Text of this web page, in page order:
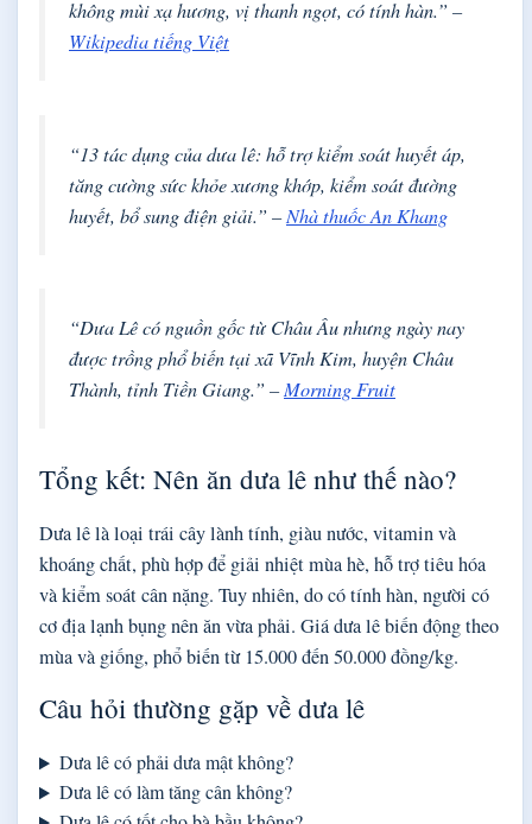
không mùi xạ hương, vị thanh ngọt, có tính hàn.” –
Wikipedia tiếng Việt
“13 tác dụng của dưa lê: hỗ trợ kiểm soát huyết áp,
tăng cường sức khỏe xương khớp, kiểm soát đường
huyết, bổ sung điện giải.” –Nhà thuốc An Khang
“Dưa Lê có nguồn gốc từ Châu Âu nhưng ngày nay
được trồng phổ biến tại xã Vĩnh Kim, huyện Châu
Thành, tỉnh Tiền Giang.” –Morning Fruit
Tổng kết: Nên ăn dưa lê như thế nào?
Dưa lê là loại trái cây lành tính, giàu nước, vitamin và
khoáng chất, phù hợp để giải nhiệt mùa hè, hỗ trợ tiêu hóa
và kiểm soát cân nặng. Tuy nhiên, do có tính hàn, người có
cơ địa lạnh bụng nên ăn vừa phải. Giá dưa lê biến động theo
mùa và giống, phổ biến từ 15.000 đến 50.000 đồng/kg.
Câu hỏi thường gặp về dưa lê
Dưa lê có phải dưa mật không?
Dưa lê có làm tăng cân không?